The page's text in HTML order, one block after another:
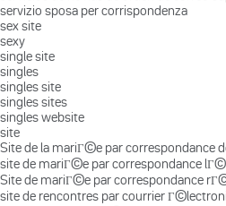
servizio sposa per corrispondenza
sex site
sexy
single site
singles
singles site
singles sites
singles website
site
Site de la mariГ©e par correspondance
site de mariГ©e par correspondance
Site de mariГ©e par correspondance
site de rencontres par courrier